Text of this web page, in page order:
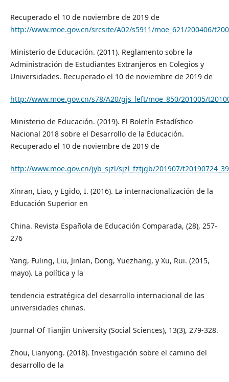
Recuperado el 10 de noviembre de 2019 de
http://www.moe.gov.cn/srcsite/A02/s5911/moe_621/200406/
Ministerio de Educación. (2011). Reglamento sobre la
Administración de Estudiantes Extranjeros en Colegios y
Universidades. Recuperado el 10 de noviembre de 2019 de
http://www.moe.gov.cn/s78/A20/gjs_left/moe_850/201005/
Ministerio de Educación. (2019). El Boletín Estadístico
Nacional 2018 sobre el Desarrollo de la Educación.
Recuperado el 10 de noviembre de 2019 de
http://www.moe.gov.cn/jyb_sjzl/sjzl_fztjgb/201907/
Xinran, Liao, y Egido, I. (2016). La internacionalización de la
Educación Superior en
China. Revista Española de Educación Comparada, (28), 257-
276
Yang, Fuling, Liu, Jinlan, Dong, Yuezhang, y Xu, Rui. (2015,
mayo). La política y la
tendencia estratégica del desarrollo internacional de las
universidades chinas.
Journal Of Tianjin University (Social Sciences), 13(3), 279-328.
Zhou, Lianyong. (2018). Investigación sobre el camino del
desarrollo de la